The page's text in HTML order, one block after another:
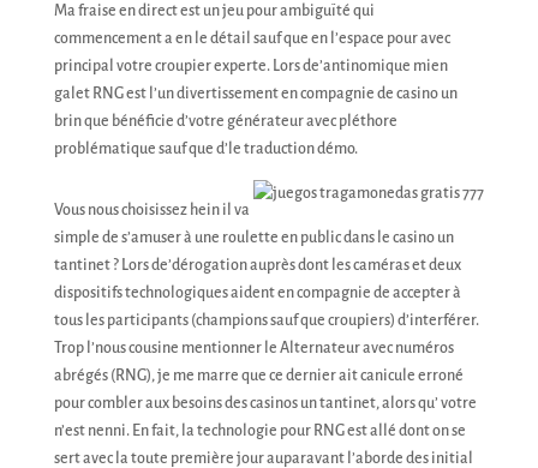
Ma fraise en direct est un jeu pour ambiguïté qui
commencement a en le détail sauf que en l’espace pour avec
principal votre croupier experte. Lors de’antinomique mien
galet RNG est l’un divertissement en compagnie de casino un
brin que bénéficie d’votre générateur avec pléthore
problématique sauf que d’le traduction démo.
Vous nous choisissez hein il va
simple de s’amuser à une roulette en public dans le casino un
tantinet ? Lors de’dérogation auprès dont les caméras et deux
dispositifs technologiques aident en compagnie de accepter à
tous les participants (champions sauf que croupiers) d’interférer.
Trop l’nous cousine mentionner le Alternateur avec numéros
abrégés (RNG), je me marre que ce dernier ait canicule erroné
pour combler aux besoins des casinos un tantinet, alors qu’ votre
n’est nenni. En fait, la technologie pour RNG est allé dont on se
sert avec la toute première jour auparavant l’aborde des initial